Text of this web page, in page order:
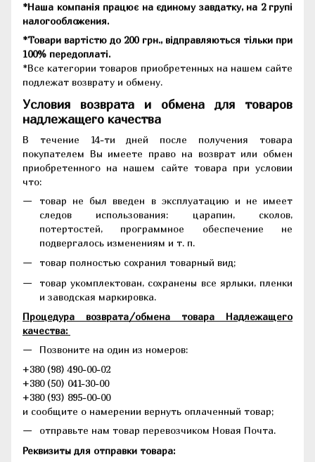
*Наша компанія працює на єдиному завдатку, на 2 групі
налогообложения.
*Товари вартістю до 200 грн., відправляються тільки при
100% передоплаті.
*Все категории товаров приобретенных на нашем сайте
подлежат возврату и обмену.
Условия возврата и обмена для товаров
надлежащего качества
В течение 14-ти дней после получения товара
покупателем Вы имеете право на возврат или обмен
приобретенного на нашем сайте товара при условии
что:
товар не был введен в эксплуатацию и не имеет
следов использования: царапин, сколов,
потертостей, программное обеспечение не
подвергалось изменениям и т. п.
товар полностью сохранил товарный вид;
товар укомплектован, сохранены все ярлыки, пленки
и заводская маркировка.
Процедура возврата/обмена товара Надлежащего
качества:
Позвоните на один из номеров:
+380 (98) 490-00-02
+380 (50) 041-30-00
+380 (93) 895-00-00
и сообщите о намерении вернуть оплаченный товар;
отправьте нам товар перевозчиком Новая Почта.
Реквизиты для отправки товара: